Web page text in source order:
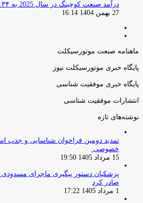
درآمد صنعت کوچینگ در سال 2025 به ۵.۳۴ میلیارد دلار آمریکا رسید
27 بهمن 1404 16:14
ماهنامه صنعت موتورسیکلت
پایگاه خبری موتورسیکلت نیوز
پایگاه خبری موفقیت شناسی
انتشارات موفقیت شناسی
نوشته‌های تازه
تمدید دومین فراخوان شناسایی و جذب
خصوصی
15 مرداد 1405 19:50
صادر کرد
1 مرداد 1405 17:22